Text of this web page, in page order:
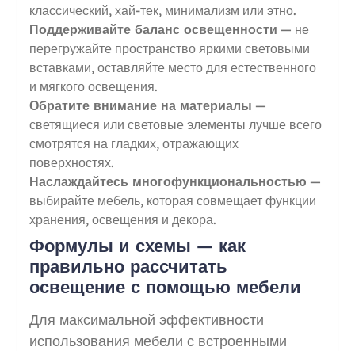
классический, хай-тек, минимализм или этно.
Поддерживайте баланс освещенности — не
перегружайте пространство яркими световыми
вставками, оставляйте место для естественного
и мягкого освещения.
Обратите внимание на материалы —
светящиеся или световые элементы лучше всего
смотрятся на гладких, отражающих
поверхностях.
Наслаждайтесь многофункциональностью —
выбирайте мебель, которая совмещает функции
хранения, освещения и декора.
Формулы и схемы — как
правильно рассчитать
освещение с помощью мебели
Для максимальной эффективности
использования мебели с встроенными